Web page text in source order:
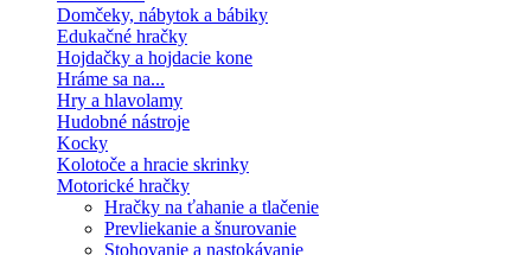
Domčeky, nábytok a bábiky
Edukačné hračky
Hojdačky a hojdacie kone
Hráme sa na...
Hry a hlavolamy
Hudobné nástroje
Kocky
Kolotoče a hracie skrinky
Motorické hračky
Hračky na ťahanie a tlačenie
Prevliekanie a šnurovanie
Stohovanie a nastokávanie